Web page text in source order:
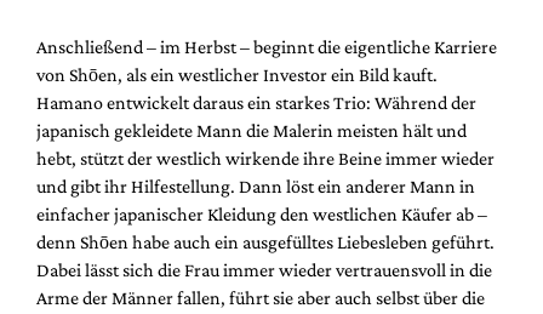
Anschließend – im Herbst – beginnt die eigentliche Karriere
von Shōen, als ein westlicher Investor ein Bild kauft.
Hamano entwickelt daraus ein starkes Trio: Während der
japanisch gekleidete Mann die Malerin meisten hält und
hebt, stützt der westlich wirkende ihre Beine immer wieder
und gibt ihr Hilfestellung. Dann löst ein anderer Mann in
einfacher japanischer Kleidung den westlichen Käufer ab –
denn Shōen habe auch ein ausgefülltes Liebesleben geführt.
Dabei lässt sich die Frau immer wieder vertrauensvoll in die
Arme der Männer fallen, führt sie aber auch selbst über die